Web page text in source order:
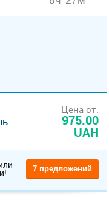
Цена от:
975.00
UAH
7 предложений